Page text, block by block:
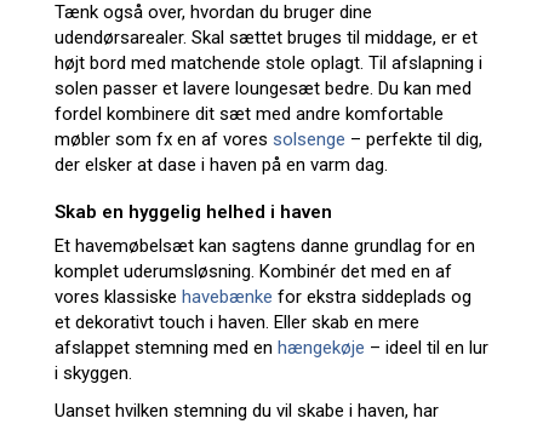
Tænk også over, hvordan du bruger dine
udendørsarealer. Skal sættet bruges til middage, er et
højt bord med matchende stole oplagt. Til afslapning i
solen passer et lavere loungesæt bedre. Du kan med
fordel kombinere dit sæt med andre komfortable
møbler som fx en af vores solsenge – perfekte til dig,
der elsker at dase i haven på en varm dag.
Skab en hyggelig helhed i haven
Et havemøbelsæt kan sagtens danne grundlag for en
komplet uderumsløsning. Kombinér det med en af
vores klassiske havebænke for ekstra siddeplads og
et dekorativt touch i haven. Eller skab en mere
afslappet stemning med en hængekøje – ideel til en lur
i skyggen.
Uanset hvilken stemning du vil skabe i haven, har